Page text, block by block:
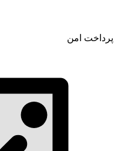
پرداخت امن